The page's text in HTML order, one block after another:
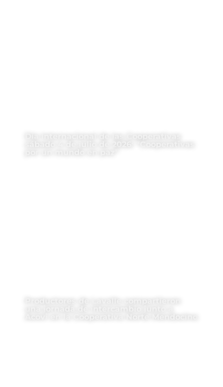
Día Internacional de las Cooperativas